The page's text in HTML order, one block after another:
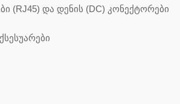
(RJ45) და დენის (DC) კონექტორები